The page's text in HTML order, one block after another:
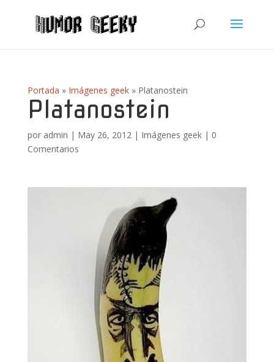
Portada » Imágenes geek» Platanostein
Platanostein
por admin | May 26, 2012| Imágenes geek| 0
Comentarios